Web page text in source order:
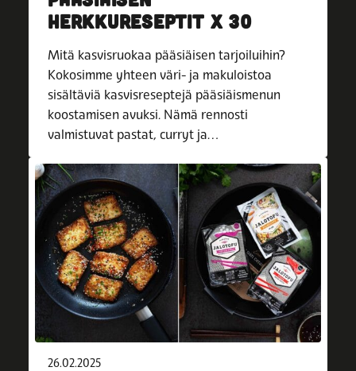
HERKKURESEPTIT X 30
Mitä kasvisruokaa pääsiäisen tarjoiluihin?
Kokosimme yhteen väri- ja makuloistoa
sisältäviä kasvisreseptejä pääsiäismenun
koostamisen avuksi. Nämä rennosti
valmistuvat pastat, curryt ja…
26.02.2025